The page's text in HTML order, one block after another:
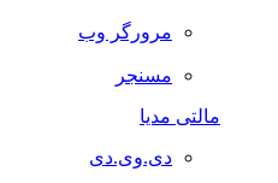
مرورگر وب
مسنجر
مالتی مدیا
دی.وی.دی